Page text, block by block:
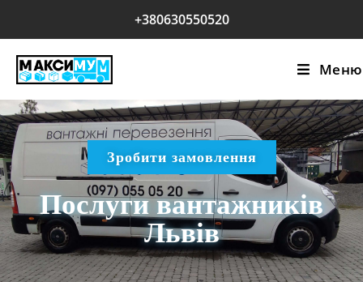
+380630550520
Меню
Зробити замовлення
Послуги вантажників
Львів